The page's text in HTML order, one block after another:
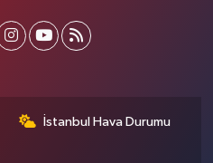
İstanbul Hava Durumu